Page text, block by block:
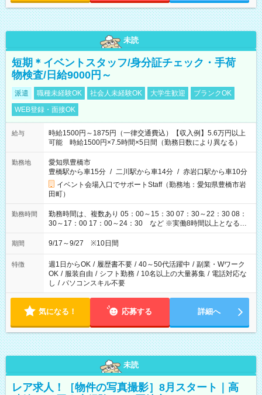
未読
短期＊イベントスタッフ/身分証チェック・手荷
物検査/日給9000円～
派遣 職種未経験OK 社会人未経験OK 大学生歓迎
ブランクOK
WEB登録・面接OK
給与
時給1500円～1875円（一律交通費込）【収入例】5.6万円以上
可能 時給1500円×7.5時間×5日間（勤務日数により異なる）
勤務地
愛知県豊橋市
豊橋駅から車15分 / 二川駅から車14分 / 赤岩口駅から車10分
イベント会場入口でサポートStaff（勤務地：愛知県豊橋市岩
田町）
勤務時間
勤務時間は、複数あり 05：00～15：30 07：30～22：30 08：
30～17：00 17：00～24：30 など ※実働8時間以上となる勤
務もあります。 【休憩】60分+他休憩あり 交替で取得します。
安全面に配慮しこまめな休憩があります。
期間 9/17～9/27 ※10日間
特徴 週1日からOK / 履歴書不要 / 40～50代活躍中 / 副業・Wワーク
OK / 服装自由 / シフト勤務 / 10名以上の大量募集 / 電話対応な
し / パソコンスキル不要
気になる！ 応募する 詳細へ
未読
レア求人！［物件の写真撮影］8月スタート｜高